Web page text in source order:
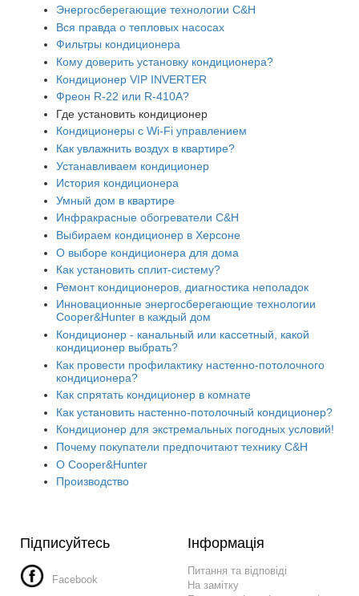
Энергосберегающие технологии C&H
Вся правда о тепловых насосах
Фильтры кондиционера
Кому доверить установку кондиционера?
Кондиционер VIP INVERTER
Фреон R-22 или R-410A?
Где установить кондиционер
Кондиционеры с Wi-Fi управлением
Как увлажнить воздух в квартире?
Устанавливаем кондиционер
История кондиционера
Умный дом в квартире
Инфракрасные обогреватели C&H
Выбираем кондиционер в Херсоне
О выборе кондиционера для дома
Как установить сплит-систему?
Ремонт кондиционеров, диагностика неполадок
Инновационные энергосберегающие технологии
Cooper&Hunter в каждый дом
Кондиционер - канальный или кассетный, какой
кондиционер выбрать?
Как провести профилактику настенно-потолочного
кондиционера?
Как спрятать кондиционер в комнате
Как установить настенно-потолочный кондиционер?
Кондиционер для экстремальных погодных условий!
Почему покупатели предпочитают технику C&H
О Cooper&Hunter
Производство
Підписуйтесь
Facebook
Інформація
Питання та відповіді
На замітку